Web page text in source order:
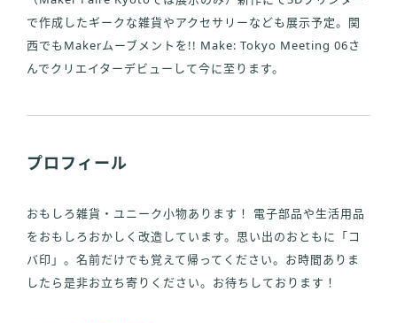
で作成したギークな雑貨やアクセサリーなども展示予定。関
西でもMakerムーブメントを!! Make: Tokyo Meeting 06さ
んでクリエイターデビューして今に至ります。
プロフィール
おもしろ雑貨・ユニーク小物あります！ 電子部品や生活用品
をおもしろおかしく改造しています。思い出のおともに「コ
バ印」。名前だけでも覚えて帰ってください。お時間ありま
したら是非お立ち寄りください。お待ちしております！